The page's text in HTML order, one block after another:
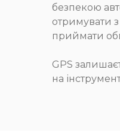
безпекою
отримувати
приймати
GPS
на